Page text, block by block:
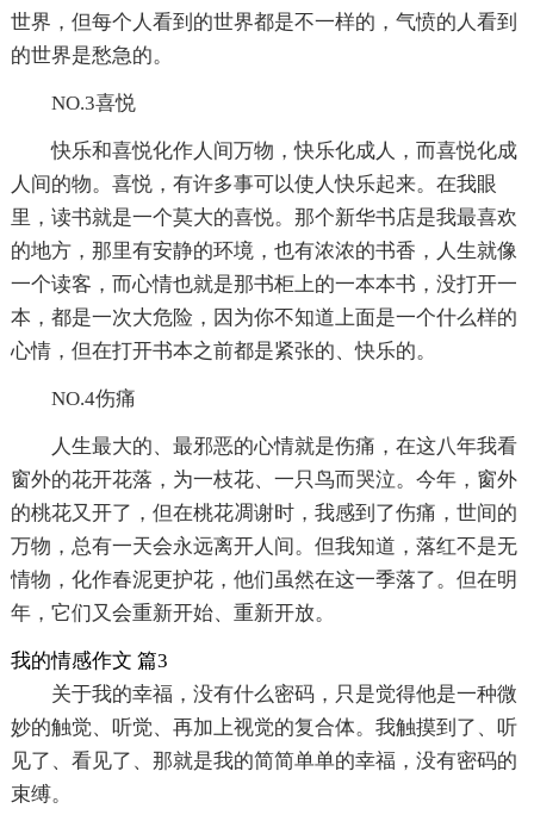
世界，但每个人看到的世界都是不一样的，气愤的人看到
的世界是愁急的。
NO.3喜悦
快乐和喜悦化作人间万物，快乐化成人，而喜悦化成
人间的物。喜悦，有许多事可以使人快乐起来。在我眼
里，读书就是一个莫大的喜悦。那个新华书店是我最喜欢
的地方，那里有安静的环境，也有浓浓的书香，人生就像
一个读客，而心情也就是那书柜上的一本本书，没打开一
本，都是一次大危险，因为你不知道上面是一个什么样的
心情，但在打开书本之前都是紧张的、快乐的。
NO.4伤痛
人生最大的、最邪恶的心情就是伤痛，在这八年我看
窗外的花开花落，为一枝花、一只鸟而哭泣。今年，窗外
的桃花又开了，但在桃花凋谢时，我感到了伤痛，世间的
万物，总有一天会永远离开人间。但我知道，落红不是无
情物，化作春泥更护花，他们虽然在这一季落了。但在明
年，它们又会重新开始、重新开放。
我的情感作文 篇3
关于我的幸福，没有什么密码，只是觉得他是一种微
妙的触觉、听觉、再加上视觉的复合体。我触摸到了、听
见了、看见了、那就是我的简简单单的幸福，没有密码的
束缚。